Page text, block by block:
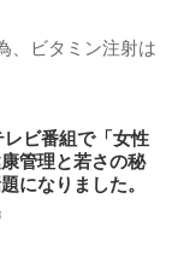
、ビタミン注射は
ビ番組で「女性
管理と若さの秘
になりました。